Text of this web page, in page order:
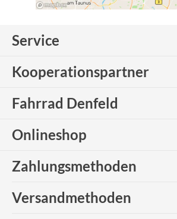
Service
Kooperationspartner
Fahrrad Denfeld
Onlineshop
Zahlungsmethoden
Versandmethoden